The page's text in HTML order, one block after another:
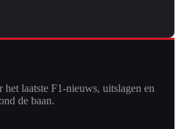
laatste F1-nieuws, uitslagen en
de baan.